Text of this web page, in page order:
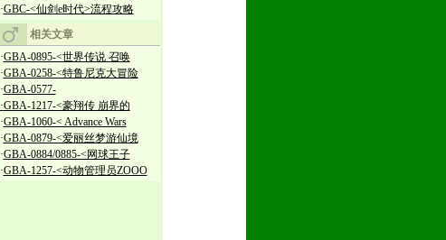
·GBC-<仙剑e时代>流程攻略
相关文章
·GBA-0895-<世界传说 召唤
·GBA-0258-<特鲁尼克大冒险
·GBA-0577-
·GBA-1217-<豪翔传 崩界的
·GBA-1060-< Advance Wars
·GBA-0879-<爱丽丝梦游仙境
·GBA-0884/0885-<网球王子
·GBA-1257-<动物管理员ZOOO